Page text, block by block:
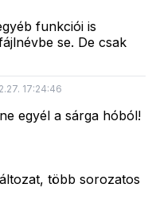
funkciói is
se. De csak
17:24:46
egyél a sárga hóból!
több sorozatos